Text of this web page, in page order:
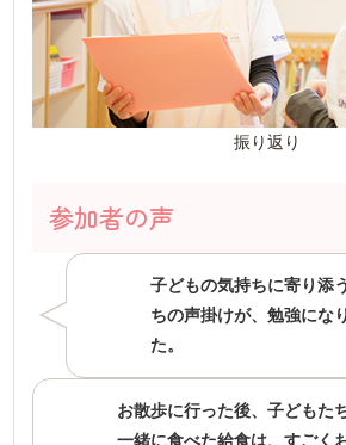
振り返り
参加者の声
子どもの気持ちに寄り添
ちの声掛けが、勉強にな
た。
お散歩に行った後、子どもた
一緒に食べた給食は、すごく